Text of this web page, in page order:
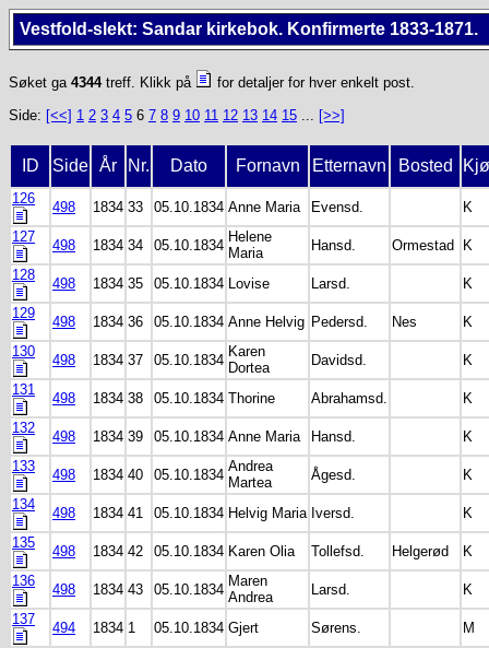
Vestfold-slekt: Sandar kirkebok. Konfirmerte 1833-1871.
Søket ga 4344treff. Klikk på
for detaljer for hver enkelt post.
Side: [<<] 1 2 3 4 5 6 7 8 9 10 11 12 13 14 15 ... [>>]
ID Side År Nr. Dato Fornavn Etternavn Bosted
126
498 1834 33 05.10.1834 Anne Maria Evensd.
K
127
498 1834 34 05.10.1834
Helene
Maria
Hansd. Ormestad
K
128
498 1834 35 05.10.1834 Lovise Larsd.
K
129
498 1834 36 05.10.1834 Anne Helvig Pedersd. Nes
K
130
498 1834 37 05.10.1834
Karen
Dortea
Davidsd.
K
131
498 1834 38 05.10.1834 Thorine Abrahamsd.
K
132
498 1834 39 05.10.1834 Anne Maria Hansd.
K
133
498 1834 40 05.10.1834
Andrea
Martea
Ågesd.
K
134
498 1834 41 05.10.1834 Helvig Maria Iversd.
K
135
498 1834 42 05.10.1834 Karen Olia Tollefsd. Helgerød
K
136
498 1834 43 05.10.1834
Maren
Andrea
Larsd.
K
137
494 1834 1 05.10.1834 Gjert Sørens.
M